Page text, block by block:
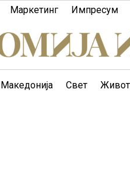
Маркетинг Импресум
Македонија Свет Живот